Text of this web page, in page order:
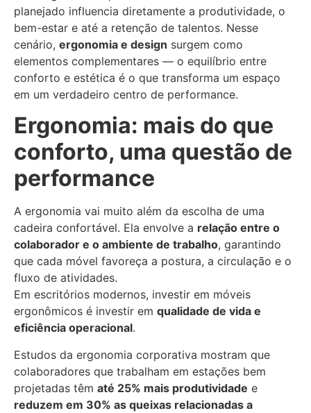
planejado influencia diretamente a produtividade, o
bem-estar e até a retenção de talentos. Nesse
cenário, ergonomia e design surgem como
elementos complementares — o equilíbrio entre
conforto e estética é o que transforma um espaço
em um verdadeiro centro de performance.
Ergonomia: mais do que
conforto, uma questão de
performance
A ergonomia vai muito além da escolha de uma
cadeira confortável. Ela envolve a relação entre o
colaborador e o ambiente de trabalho, garantindo
que cada móvel favoreça a postura, a circulação e o
fluxo de atividades.
Em escritórios modernos, investir em móveis
ergonômicos é investir em qualidade de vida e
eficiência operacional.
Estudos da ergonomia corporativa mostram que
colaboradores que trabalham em estações bem
projetadas têm até 25% mais produtividade e
reduzem em 30% as queixas relacionadas a